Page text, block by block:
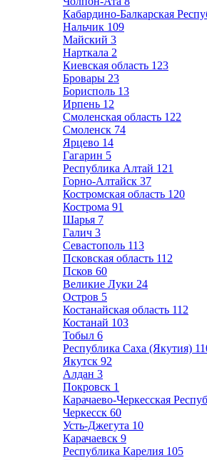
Кабардино-Балкарская
Нальчик 109
Майский 3
Нарткала 2
Киевская область 123
Бровары 23
Борисполь 13
Ирпень 12
Смоленская область 122
Смоленск 74
Ярцево 14
Гагарин 5
Республика Алтай 121
Горно-Алтайск 37
Костромская область 120
Кострома 91
Шарья 7
Галич 3
Севастополь 113
Псковская область 112
Псков 60
Великие Луки 24
Остров 5
Костанайская область 112
Костанай 103
Тобыл 6
Республика Саха (Якутия)
Якутск 92
Алдан 3
Покровск 1
Карачаево-Черкесская
Черкесск 60
Усть-Джегута 10
Карачаевск 9
Республика Карелия 105